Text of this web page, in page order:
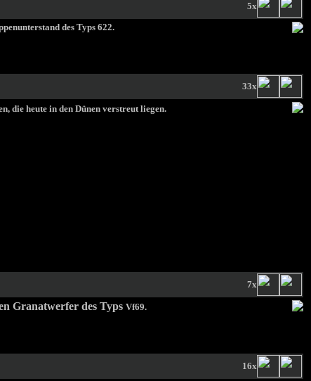
5x
des Typs 622.
33x
die heute in den Dünen verstreut liegen.
7x
Granatwerfer des Typs Vf69.
16x